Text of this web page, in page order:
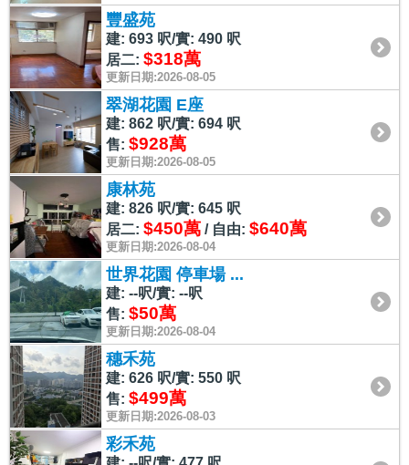
豐盛苑
建: 693 呎/實: 490 呎
居二: $318萬
更新日期:2026-08-05
翠湖花園 E座
建: 862 呎/實: 694 呎
售: $928萬
更新日期:2026-08-05
康林苑
建: 826 呎/實: 645 呎
居二: $450萬 / 自由: $640萬
更新日期:2026-08-04
世界花園 停車場 ...
建: --呎/實: --呎
售: $50萬
更新日期:2026-08-04
穗禾苑
建: 626 呎/實: 550 呎
售: $499萬
更新日期:2026-08-03
彩禾苑